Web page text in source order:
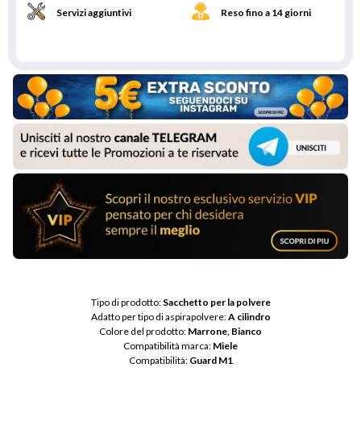
Servizi aggiuntivi Reso fino a 14 giorni
Tipo di prodotto: Sacchetto per la polvere
Adatto per tipo di aspirapolvere: A cilindro
Colore del prodotto: Marrone, Bianco
Compatibilità marca: Miele
Compatibilità: Guard M1